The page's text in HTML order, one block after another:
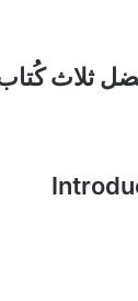
ثلاث